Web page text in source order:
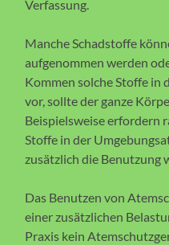
Verfassung.
Manche Schadstoffe
aufgenommen werden
Kommen solche Stoffe in
vor, sollte der ganze
Beispielsweise erfordern
Stoffe in der
zusätzlich die Benutzung
Das Benutzen von
einer zusätzlichen
Praxis kein